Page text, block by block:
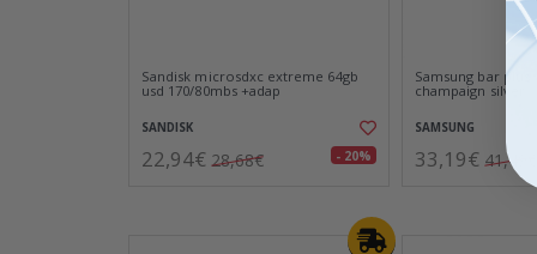
Sandisk microsdxc extreme 64gb
usd 170/80mbs +adap
SANDISK
22,94€ 28,68€ - 20%
Samsung bar plus
champaign silver
SAMSUNG
33,19€ 41,49€